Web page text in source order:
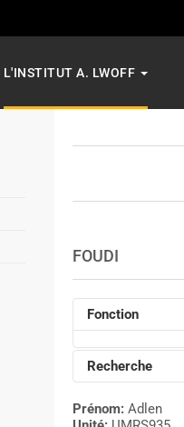
L'INSTITUT A. LWOFF
FOUDI
Fonction
Recherche
Prénom: Adlen